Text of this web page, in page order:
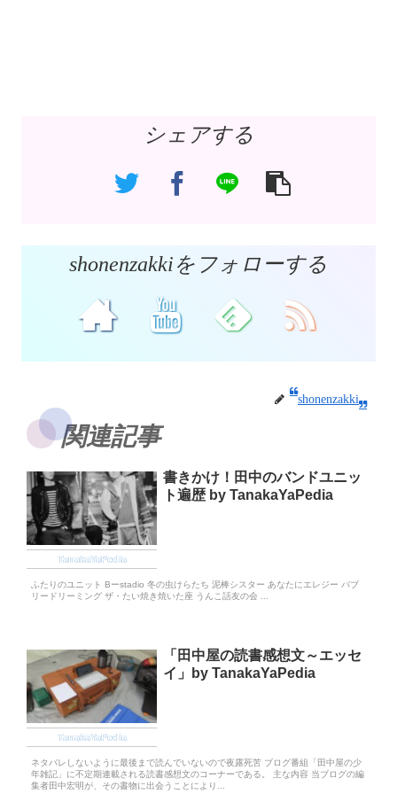
シェアする
shonenzakkiをフォローする
shonenzakki
関連記事
TanakaYaPedia
書きかけ！田中のバンドユニッ
ト遍歴 by TanakaYaPedia
ふたりのユニット Bーstadio 冬の虫けらたち 泥棒シスター あなたにエレジー バブ
リードリーミング ザ・たい焼き焼いた座 うんこ話友の会 ...
TanakaYaPedia
「田中屋の読書感想文～エッセ
イ」by TanakaYaPedia
ネタバレしないように最後まで読んでいないので夜露死苦 ブログ番組「田中屋の少
年雑記」に不定期連載される読書感想文のコーナーである。 主な内容 当ブログの編
集者田中宏明が、その書物に出会うことにより...